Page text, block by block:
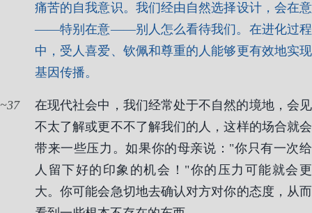
痛苦的自我意识。我们经由自然选择设计，会在意
——特别在意——别人怎么看待我们。在进化过程
中，受人喜爱、钦佩和尊重的人能够更有效地实现
基因传播。
37
在现代社会中，我们经常处于不自然的境地，会见
不太了解或更不不了解我们的人，这样的场合就会
带来一些压力。如果你的母亲说："你只有一次给
人留下好的印象的机会！"你的压力可能就会更
大。你可能会急切地去确认对方对你的态度，从而